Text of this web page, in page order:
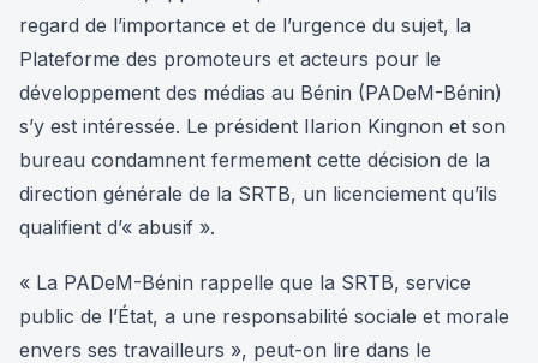
regard de l’importance et de l’urgence du sujet, la
Plateforme des promoteurs et acteurs pour le
développement des médias au Bénin (PADeM-Bénin)
s’y est intéressée. Le président Ilarion Kingnon et son
bureau condamnent fermement cette décision de la
direction générale de la SRTB, un licenciement qu’ils
qualifient d’« abusif ».
« La PADeM-Bénin rappelle que la SRTB, service
public de l’État, a une responsabilité sociale et morale
envers ses travailleurs », peut-on lire dans le